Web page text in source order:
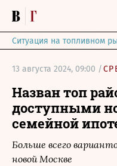
Ситуация на топливном
13 августа 2024, 09:00 /
Назван топ
доступными
семейной
Больше всего
новой Москве